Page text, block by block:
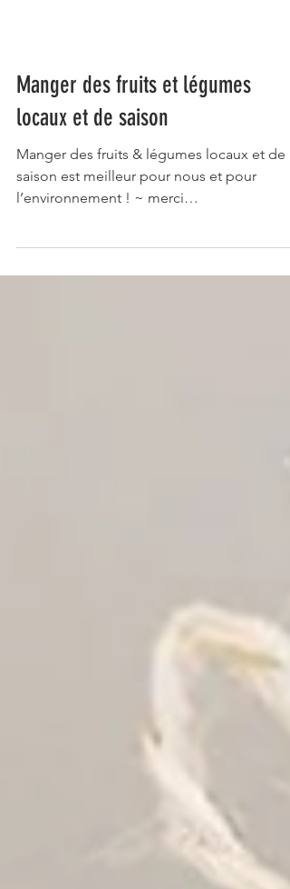
Manger des fruits et légumes
locaux et de saison
Manger des fruits & légumes locaux et de
saison est meilleur pour nous et pour
@clairesophiepissenlit ~...